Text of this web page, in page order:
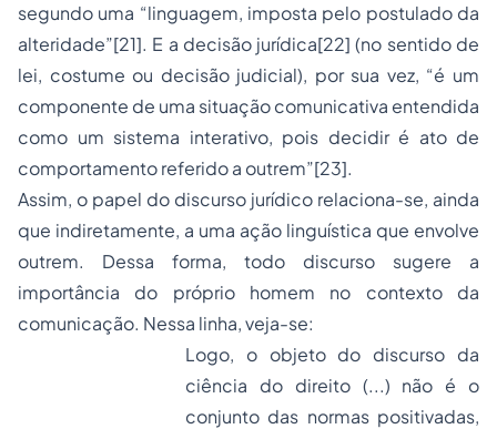
segundo uma “linguagem, imposta pelo postulado da
alteridade”[21]. E a decisão jurídica[22] (no sentido de
lei, costume ou decisão judicial), por sua vez, “é um
componente de uma situação comunicativa entendida
como um sistema interativo, pois decidir é ato de
comportamento referido a outrem”[23].
Assim, o papel do discurso jurídico relaciona-se, ainda
que indiretamente, a uma ação linguística que envolve
outrem. Dessa forma, todo discurso sugere a
importância do próprio homem no contexto da
comunicação. Nessa linha, veja-se:
Logo, o objeto do discurso da
ciência do direito (...) não é o
conjunto das normas positivadas,